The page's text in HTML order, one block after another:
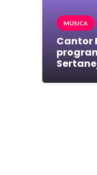
MÚSICA
Cantor